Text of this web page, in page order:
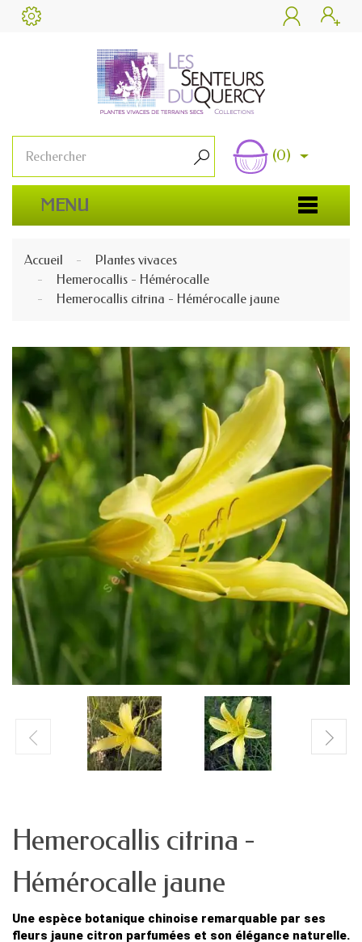
 
 (0)
MENU
Accueil
Plantes vivaces
Hemerocallis - Hémérocalle
Hemerocallis citrina - Hémérocalle jaune
Hemerocallis citrina -
Hémérocalle jaune
Une espèce botanique chinoise remarquable par ses
fleurs jaune citron parfumées et son élégance naturelle.